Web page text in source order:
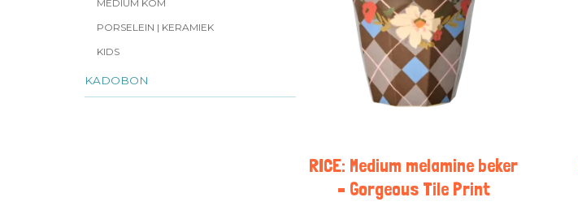
MEDIUM KOM
PORSELEIN | KERAMIEK
KIDS
KADOBON
RICE: Medium melamine beker
– Gorgeous Tile Print